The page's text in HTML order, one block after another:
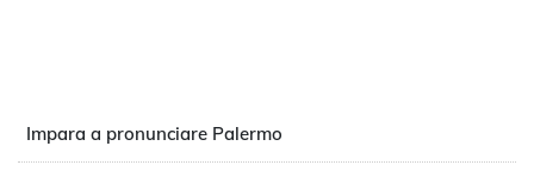
Impara a pronunciare Palermo